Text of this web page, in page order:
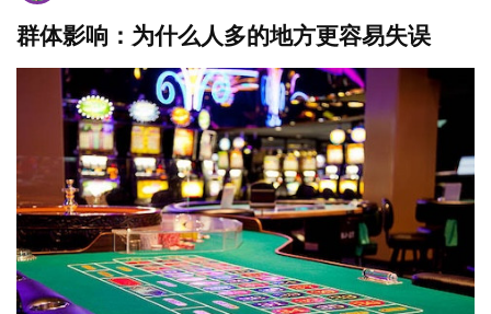
群体影响：为什么人多的地方更容易失误